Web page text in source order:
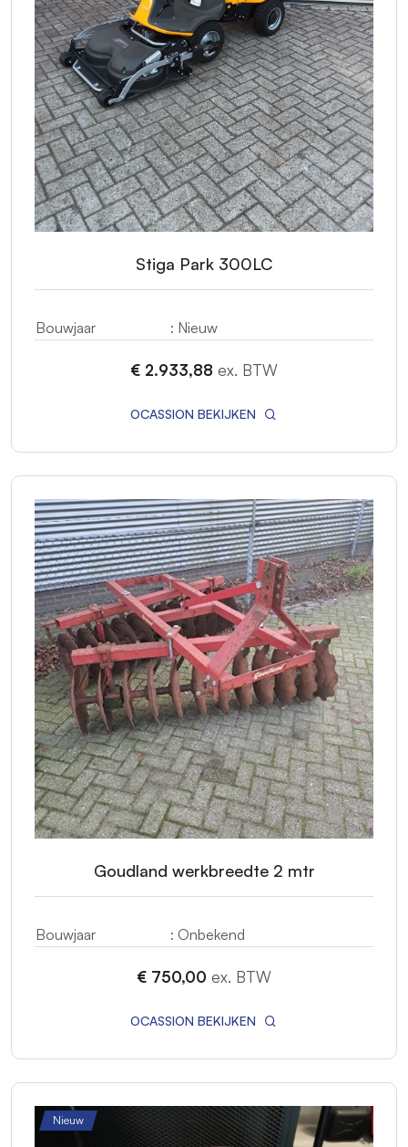
Stiga Park 300LC
Bouwjaar : Nieuw
€ 2.933,88 ex. BTW
OCASSION BEKIJKEN
Goudland werkbreedte 2 mtr
Bouwjaar : Onbekend
€ 750,00 ex. BTW
OCASSION BEKIJKEN
Nieuw